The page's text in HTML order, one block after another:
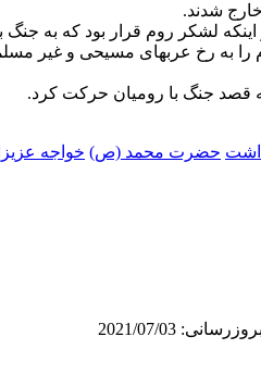
شدند.
لشکر روم قرار بود که به جنگ با
به رخ عربهای مسیحی و غیر
قصد جنگ با رومیان حرکت کرد.
حضرت محمد (ص) خواجه
2021/07/03